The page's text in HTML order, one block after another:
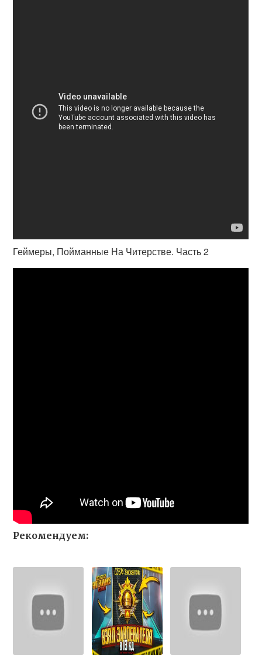
Геймеры, Пойманные На Читерстве. Часть 2
Рекомендуем: